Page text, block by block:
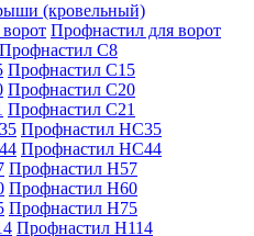
(кровельный)
Профнастил для ворот
Профнастил С8
Профнастил С15
Профнастил С20
Профнастил С21
Профнастил НС35
Профнастил НС44
Профнастил Н57
Профнастил Н60
Профнастил Н75
Профнастил Н114